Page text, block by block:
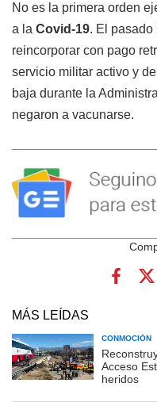
No es la primera orden
a la Covid-19. El pasado
reincorporar con pago
servicio militar activo y
baja durante la
negaron a vacunarse.
MÁS LEÍDAS
CONMOCIÓN
Acceso
heridos